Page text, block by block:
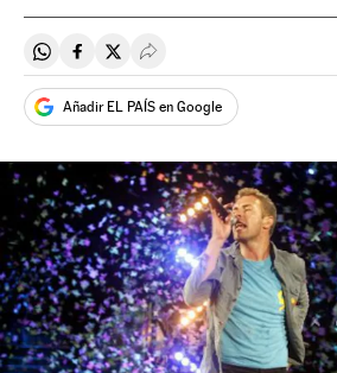
Compartir en Whatsapp
Compartir en Facebook
Compartir en Twitter
Desplegar Redes
Añadir EL PAÍS en Google